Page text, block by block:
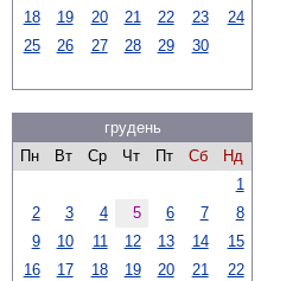
18
19 20 21 22 23
24
25
26 27 28 29 30
грудень
Пн
Вт Ср Чт Пт Сб
Нд
1
2
3 4 5 6 7
8
9
10 11 12 13 14
15
16
17 18 19 20 21
22